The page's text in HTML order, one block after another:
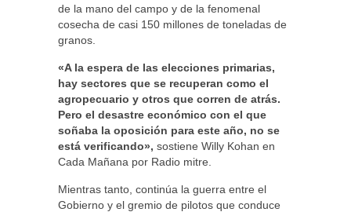
de la mano del campo y de la fenomenal
cosecha de casi 150 millones de toneladas de
granos.
«A la espera de las elecciones primarias,
hay sectores que se recuperan como el
agropecuario y otros que corren de atrás.
Pero el desastre económico con el que
soñaba la oposición para este año, no se
está verificando», sostiene Willy Kohan en
Cada Mañana por Radio mitre.
Mientras tanto, continúa la guerra entre el
Gobierno y el gremio de pilotos que conduce